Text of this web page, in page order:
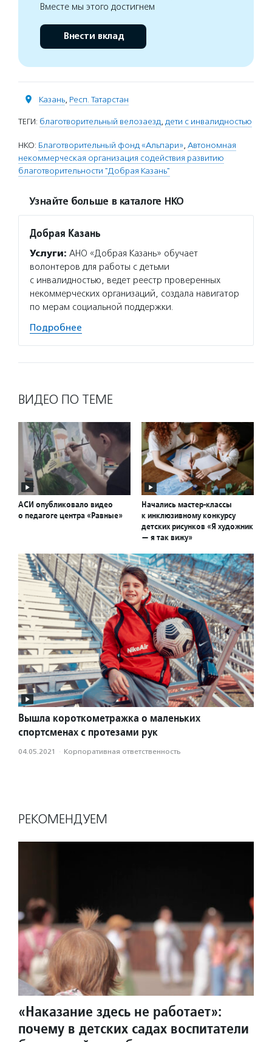
Вместе мы этого достигнем
Внести вклад
Казань, Респ. Татарстан
ТЕГИ: благотворительный велозаезд, дети с инвалидностью
НКО: Благотворительный фонд «Альпари», Автономная
некоммерческая организация содействия развитию
благотворительности "Добрая Казань"
Узнайте больше в каталоге НКО
Добрая Казань
Услуги: АНО «Добрая Казань» обучает
волонтеров для работы с детьми
с инвалидностью, ведет реестр проверенных
некоммерческих организаций, создала навигатор
по мерам социальной поддержки.
Подробнее
ВИДЕО ПО ТЕМЕ
АСИ опубликовало видео
о педагоге центра «Равные»
Начались мастер-классы
к инклюзивному конкурсу
детских рисунков «Я художник
— я так вижу»
Вышла короткометражка о маленьких
спортсменах с протезами рук
04.05.2021 · Корпоративная ответственность
РЕКОМЕНДУЕМ
«Наказание здесь не работает»:
почему в детских садах воспитатели